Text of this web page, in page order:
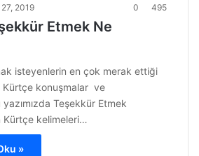
27, 2019 0 495
Etmek Ne
isteyenlerin en çok merak ettiği
Kürtçe konuşmalar ve
Teşekkür Etmek
Kürtçe kelimeleri…
»